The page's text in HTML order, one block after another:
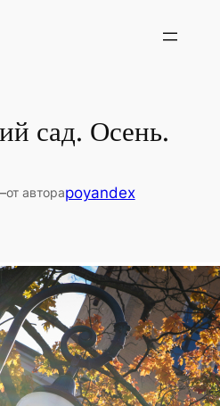
сад. Осень.
от автораpoyandex